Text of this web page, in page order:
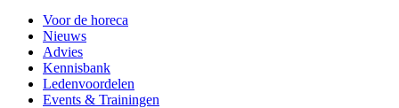
Voor de horeca
Nieuws
Advies
Kennisbank
Ledenvoordelen
Events & Trainingen